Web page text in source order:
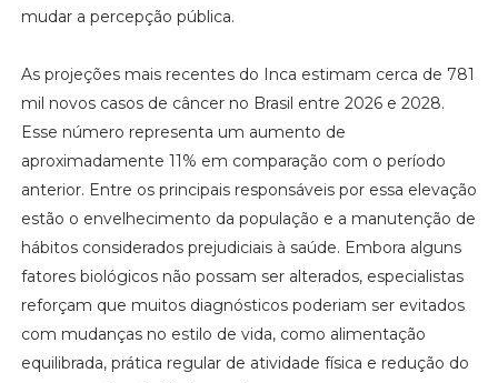
mudar a percepção pública.
As projeções mais recentes do Inca estimam cerca de 781
mil novos casos de câncer no Brasil entre 2026 e 2028.
Esse número representa um aumento de
aproximadamente 11% em comparação com o período
anterior. Entre os principais responsáveis por essa elevação
estão o envelhecimento da população e a manutenção de
hábitos considerados prejudiciais à saúde. Embora alguns
fatores biológicos não possam ser alterados, especialistas
reforçam que muitos diagnósticos poderiam ser evitados
com mudanças no estilo de vida, como alimentação
equilibrada, prática regular de atividade física e redução do